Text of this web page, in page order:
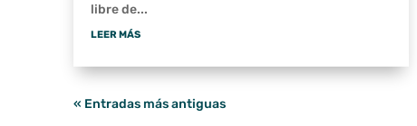
libre de...
LEER MÁS
« Entradas más antiguas